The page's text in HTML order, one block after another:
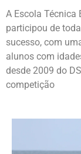
A Escola Técnica
participou de
sucesso, com
alunos com
desde 2009 do
competição